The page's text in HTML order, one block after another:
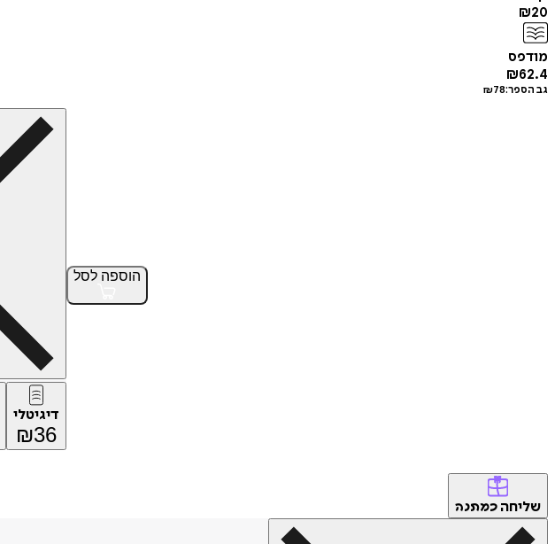
₪20
מודפס
₪62.4
גב הספר: ₪78
הוספה לסל
דיגיטלי
₪36
שליחה כמתנה